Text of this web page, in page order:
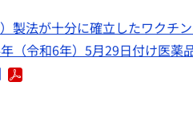
製法が十分に確立したワクチ
（令和6年）5月29日付け医薬